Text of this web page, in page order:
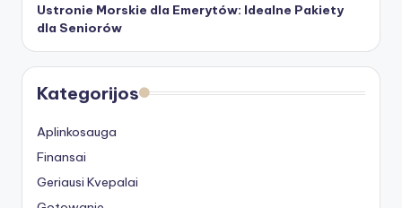
Ustronie Morskie dla Emerytów: Idealne Pakiety
dla Seniorów
Kategorijos
Aplinkosauga
Finansai
Geriausi Kvepalai